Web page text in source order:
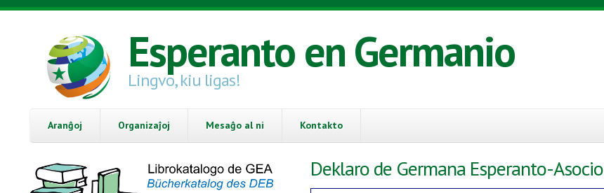
Skip to main content
Esperanto en Germanio
Lingvo, kiu ligas!
Aranĝoj Organizaĵoj Mesaĝo al ni Kontakto
Deklaro de Germana Esperanto-Asocio